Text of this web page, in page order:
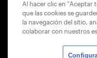
Al hacer clic en “Aceptar
que las cookies se
la navegación del sitio,
colaborar con nuestros